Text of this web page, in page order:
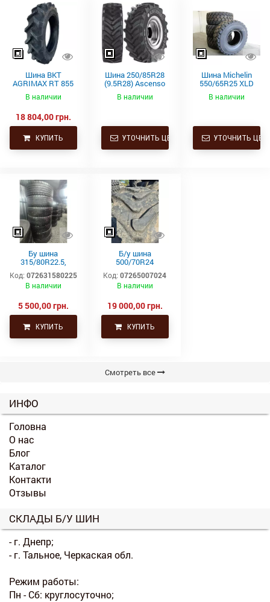
Шина BKT
AGRIMAX RT 855
250/85R28
112A8/112B TL
Украине
В наличии
18 804,00 грн.
КУПИТЬ
Шина 250/85R28
(9.5R28) Ascenso
TDR 850 112D TL
В наличии
УТОЧНИТЬ ЦЕНУ
Шина Michelin
550/65R25 XLD
182A2 L3 TL
В наличии
УТОЧНИТЬ
Бу шина
315/80R22.5,
315/80Р22.5,
315х80R22.5,
315.80R22.5
ведущая
Код: 072631580225
В наличии
5 500,00 грн.
КУПИТЬ
Б/у шина
500/70R24
(19.5L24)
Trelleborg
Код: 07265007024
В наличии
19 000,00 грн.
КУПИТЬ
Смотреть все
ИНФО
Головна
О нас
Блог
Каталог
Контакти
Отзывы
СКЛАДЫ Б/У ШИН
- г. Днепр;
- г. Тальное, Черкаская обл.
Режим работы:
Пн - Сб: круглосуточно;